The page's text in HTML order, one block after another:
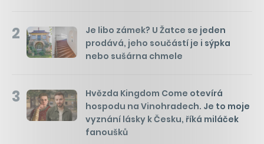
2
Je libo zámek? U Žatce se jeden
prodává, jeho součástí je i sýpka
nebo sušárna chmele
3
Hvězda Kingdom Come otevírá
hospodu na Vinohradech. Je to moje
vyznání lásky k Česku, říká miláček
fanoušků